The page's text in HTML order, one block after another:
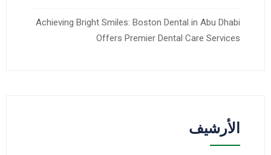
Achieving Bright Smiles: Boston Dental in Abu Dhabi
Offers Premier Dental Care Services
الأرشيف